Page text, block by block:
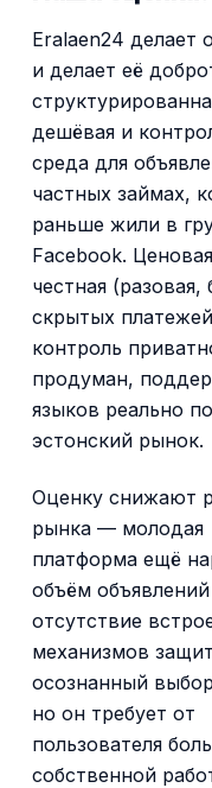
Eralaen24 делает
и делает её
дешёвая и
среда для
частных займах,
раньше жили в
Facebook.
честная (разовая,
скрытых
контроль
продуман,
языков реально
эстонский рынок.
Оценку снижают
рынка — молодая
платформа ещё
объём
отсутствие
механизмов
осознанный
но он требует от
пользователя
собственной